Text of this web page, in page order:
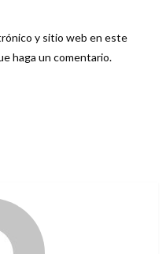
y sitio web en este
haga un comentario.